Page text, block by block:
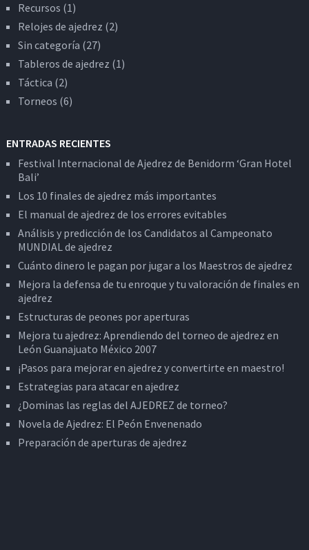
Recursos (1)
Relojes de ajedrez (2)
Sin categoría (27)
Tableros de ajedrez (1)
Táctica (2)
Torneos (6)
ENTRADAS RECIENTES
Festival Internacional de Ajedrez de Benidorm ‘Gran Hotel
Bali’
Los 10 finales de ajedrez más importantes
El manual de ajedrez de los errores evitables
Análisis y predicción de los Candidatos al Campeonato
MUNDIAL de ajedrez
Cuánto dinero le pagan por jugar a los Maestros de ajedrez
Mejora la defensa de tu enroque y tu valoración de finales en
ajedrez
Estructuras de peones por aperturas
Mejora tu ajedrez: Aprendiendo del torneo de ajedrez en
León Guanajuato México 2007
¡Pasos para mejorar en ajedrez y convertirte en maestro!
Estrategias para atacar en ajedrez
¿Dominas las reglas del AJEDREZ de torneo?
Novela de Ajedrez: El Peón Envenenado
Preparación de aperturas de ajedrez